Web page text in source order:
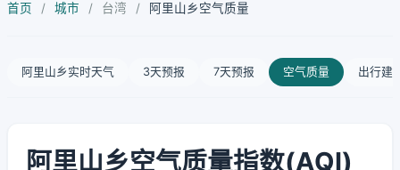
首页 / 城市 / 台湾 / 阿里山乡空气质量
阿里山乡实时天气 3天预报 7天预报 空气质量 出行建
阿里山乡空气质量指数(AQI)